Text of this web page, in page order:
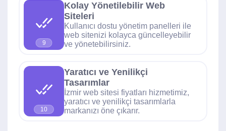
9
Kolay Yönetilebilir Web
Siteleri
Kullanıcı dostu yönetim panelleri ile
web sitenizi kolayca güncelleyebilir
ve yönetebilirsiniz.
10
Yaratıcı ve Yenilikçi
Tasarımlar
İzmir web sitesi fiyatları hizmetimiz,
yaratıcı ve yenilikçi tasarımlarla
markanızı öne çıkarır.